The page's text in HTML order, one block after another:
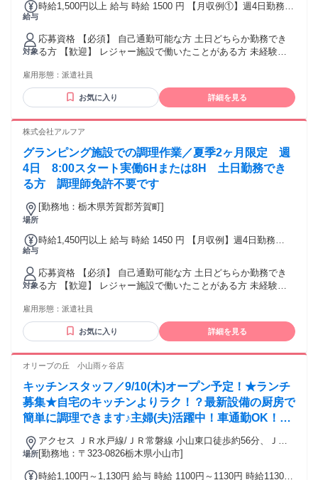
給与
時給1,500円以上 給与 時給 1500 円 【月収例①】週4日勤務
日勤務 1,500円×1日5.5h×12日＝99,000円+交通費 ◆支払い方
法： 月1回 ◆交通費： 一部支給 交通費別途支給：11円/㎞ 上
限15,000円
対象
応募資格 【必須】 自己通勤可能な方 土日どちらか勤務でき
る方 【歓迎】 レジャー施設で働いたことがある方 未経験者
上
雇用形態： 派遣社員
お気に入り 詳細を見る
株式会社アルフア
グランピング施設での調理作業／夏季2ヶ月限定 週
4日 8:00スタート実働6Hまたは8H 土日勤務でき
る方 調理師免許不要です
場所
[勤務地：栃木県芳賀郡芳賀町]
給与
時給1,450円以上 給与 時給 1450 円 【月収例】週4日勤務
回 ◆交通費： 一部支給 交通費別途支給：11円/㎞ 上限15,000
円
対象
応募資格 【必須】 自己通勤可能な方 土日どちらか勤務でき
る方 【歓迎】 レジャー施設で働いたことがある方 未経験者
上/友達と応募歓迎
雇用形態： 派遣社員
お気に入り 詳細を見る
オリーブの丘 小山雨ヶ谷店
キッチンスタッフ／9/10(木)オープン予定！★ランチ
募集★自宅のキッチンよりラク！？最新設備の厨房で
簡単に調理できます♪主婦(夫)活躍中！車通勤OK！土
日祝歓迎！
場所
アクセス ＪＲ水戸線/ＪＲ常磐線 小山東口徒歩約56分、ＪＲ
水戸線 小田林徒歩約68分、ＪＲ宇都宮線〔東北本線〕・ＪＲ
[勤務地：〒323-0826栃木県小山市]
時給1,100円～1,130円 給与 時給 1100円～1130円 時給1130円